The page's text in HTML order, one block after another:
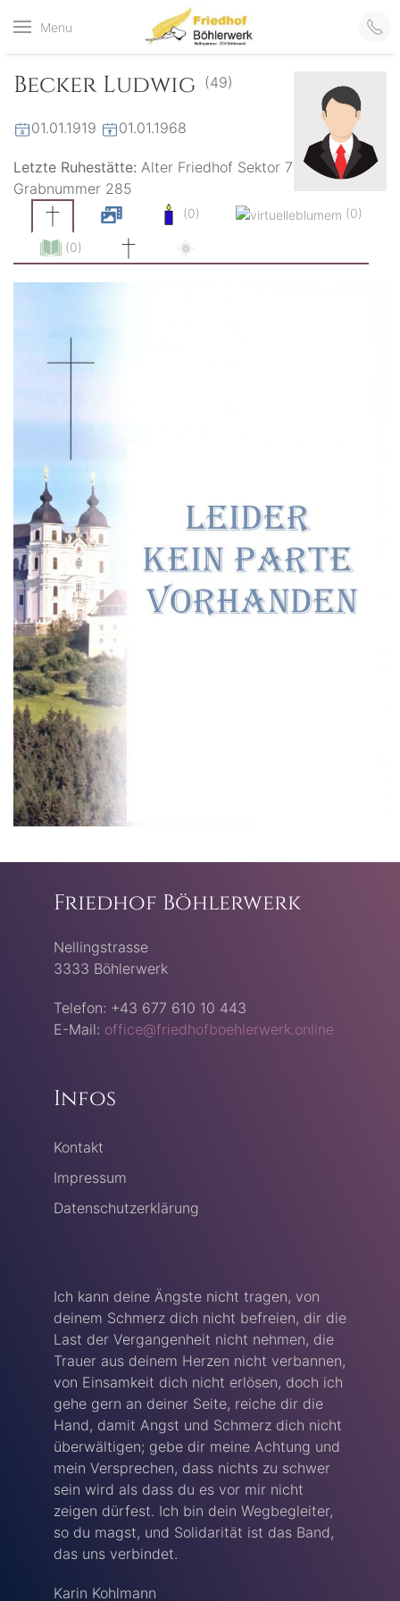
Menu
Friedhof
der virtuelle Friedhof
Becker Ludwig (49)
01.01.1919 01.01.1968
Letzte Ruhestätte: Alter Friedhof Sektor 7
Grabnummer 285
(0) (0)
(0)
Friedhof Böhlerwerk
Nellingstrasse
3333 Böhlerwerk
Telefon: +43 677 610 10 443
E-Mail: office@friedhofboehlerwerk.online
Infos
Kontakt
Impressum
Datenschutzerklärung
Ich kann deine Ängste nicht tragen, von
deinem Schmerz dich nicht befreien, dir die
Last der Vergangenheit nicht nehmen, die
Trauer aus deinem Herzen nicht verbannen,
von Einsamkeit dich nicht erlösen, doch ich
gehe gern an deiner Seite, reiche dir die
Hand, damit Angst und Schmerz dich nicht
überwältigen; gebe dir meine Achtung und
mein Versprechen, dass nichts zu schwer
sein wird als dass du es vor mir nicht
zeigen dürfest. Ich bin dein Wegbegleiter,
so du magst, und Solidarität ist das Band,
das uns verbindet.
Karin Kohlmann